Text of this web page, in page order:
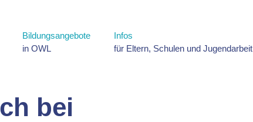
Bildungsangebote
in OWL
Infos
für Eltern, Schulen und Jugendarbeit
bei